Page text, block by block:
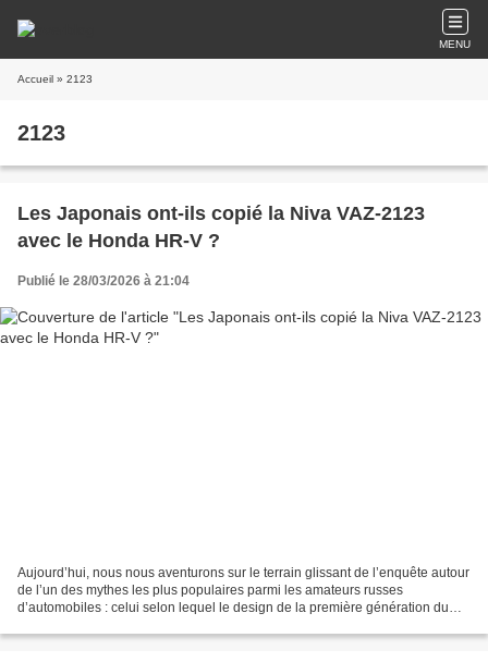
MENU
Accueil » 2123
2123
Les Japonais ont-ils copié la Niva VAZ-2123
avec le Honda HR-V ?
Publié le 28/03/2026 à 21:04
Aujourd’hui, nous nous aventurons sur le terrain glissant de l’enquête autour
de l’un des mythes les plus populaires parmi les amateurs russes
d’automobiles : celui selon lequel le design de la première génération du